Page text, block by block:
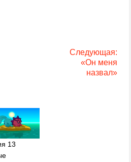
Следующая:
«Он меня
назвал»
13